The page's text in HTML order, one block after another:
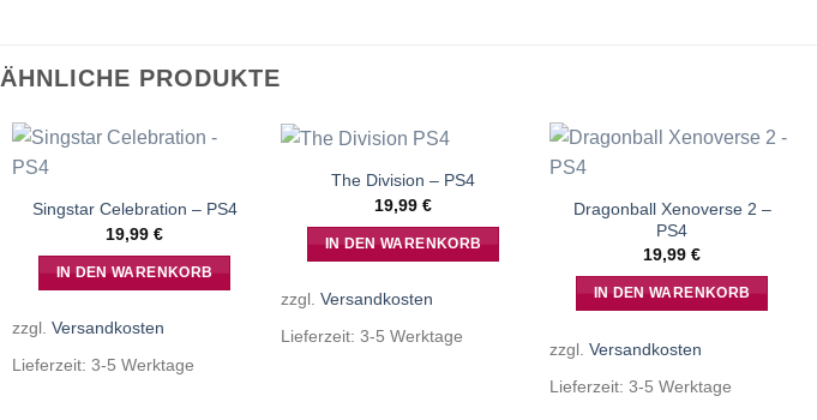
ÄHNLICHE PRODUKTE
Singstar Celebration – PS4
19,99 €
IN DEN WARENKORB
zzgl. Versandkosten
Lieferzeit: 3-5 Werktage
The Division – PS4
19,99 €
IN DEN WARENKORB
zzgl. Versandkosten
Lieferzeit: 3-5 Werktage
Dragonball Xenoverse 2 –
PS4
19,99 €
IN DEN WARENKORB
zzgl. Versandkosten
Lieferzeit: 3-5 Werktage